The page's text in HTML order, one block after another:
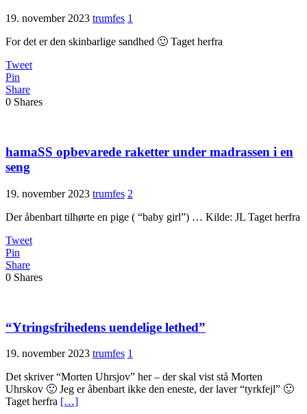
19. november 2023 trumfes 1
For det er den skinbarlige sandhed 🙂 Taget herfra
Tweet
Pin
Share
0 Shares
hamaSS opbevarede raketter under madrassen i en
seng
19. november 2023 trumfes 2
Der åbenbart tilhørte en pige ( “baby girl”) … Kilde: JL Taget herfra
Tweet
Pin
Share
0 Shares
“Ytringsfrihedens uendelige lethed”
19. november 2023 trumfes 1
Det skriver “Morten Uhrsjov” her – der skal vist stå Morten
Uhrskov 🙂 Jeg er åbenbart ikke den eneste, der laver “tyrkfejl” 🙂
Taget herfra […]